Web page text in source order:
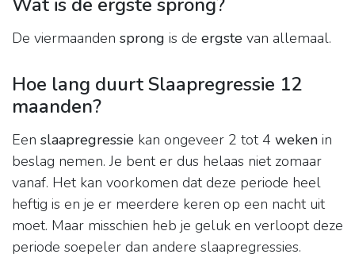
De viermaanden sprong is de ergste van allemaal.
Hoe lang duurt Slaapregressie 12
maanden?
Een slaapregressie kan ongeveer 2 tot 4 weken in
beslag nemen. Je bent er dus helaas niet zomaar
vanaf. Het kan voorkomen dat deze periode heel
heftig is en je er meerdere keren op een nacht uit
moet. Maar misschien heb je geluk en verloopt deze
periode soepeler dan andere slaapregressies.